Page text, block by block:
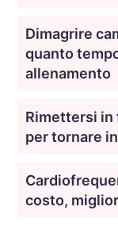
Dimagrire
quanto
allenamento
Rimettersi in
per tornare
costo,